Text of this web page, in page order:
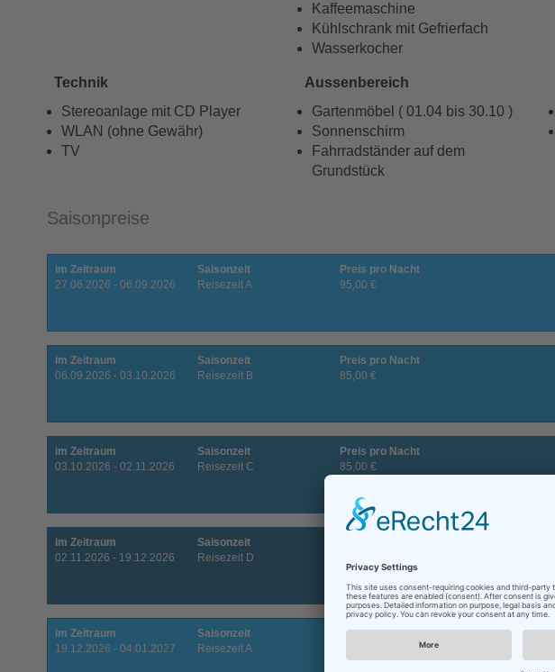
Kaffeemaschine
Kühlschrank mit Gefrierfach
Wasserkocher
Technik
Stereoanlage mit CD Player
WLAN (ohne Gewähr)
TV
Aussenbereich
Gartenmöbel ( 01.04 bis 30.10 )
Sonnenschirm
Fahrradständer auf dem
Grundstück
Saisonpreise
im Zeitraum
27.06.2026 - 06.09.2026
Saisonzeit
Reisezeit A
Preis pro Nacht
95,00 €
im Zeitraum
06.09.2026 - 03.10.2026
Saisonzeit
Reisezeit B
Preis pro Nacht
85,00 €
im Zeitraum
03.10.2026 - 02.11.2026
Saisonzeit
Reisezeit C
Preis pro Nacht
85,00 €
im Zeitraum
02.11.2026 - 19.12.2026
Saisonzeit
Reisezeit D
im Zeitraum
19.12.2026 - 04.01.2027
Saisonzeit
Reisezeit A
Preis pro Nacht